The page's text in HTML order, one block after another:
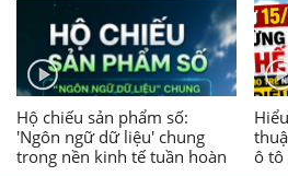
Hộ chiếu sản phẩm số:
'Ngôn ngữ dữ liệu' chung
trong nền kinh tế tuần hoàn
ô tô